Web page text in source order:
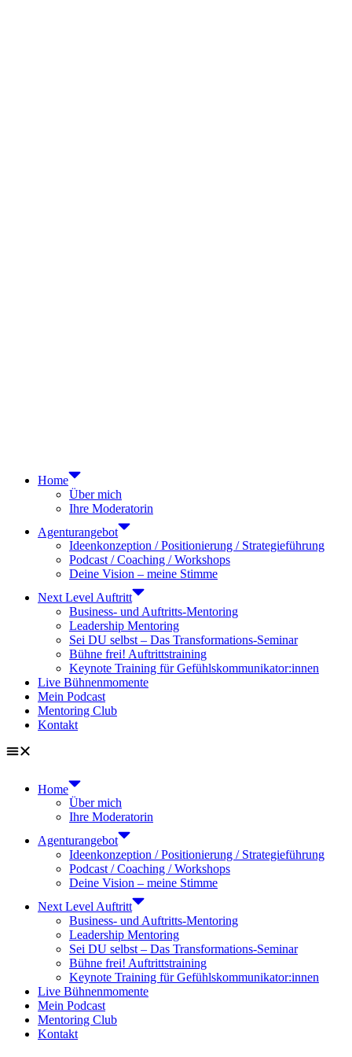
Home
Über mich
Ihre Moderatorin
Agenturangebot
Ideenkonzeption / Positionierung / Strategieführung
Podcast / Coaching / Workshops
Deine Vision – meine Stimme
Next Level Auftritt
Business- und Auftritts-Mentoring
Leadership Mentoring
Sei DU selbst – Das Transformations-Seminar
Bühne frei! Auftrittstraining
Keynote Training für Gefühlskommunikator:innen
Live Bühnenmomente
Mein Podcast
Mentoring Club
Kontakt
Home
Über mich
Ihre Moderatorin
Agenturangebot
Ideenkonzeption / Positionierung / Strategieführung
Podcast / Coaching / Workshops
Deine Vision – meine Stimme
Next Level Auftritt
Business- und Auftritts-Mentoring
Leadership Mentoring
Sei DU selbst – Das Transformations-Seminar
Bühne frei! Auftrittstraining
Keynote Training für Gefühlskommunikator:innen
Live Bühnenmomente
Mein Podcast
Mentoring Club
Kontakt